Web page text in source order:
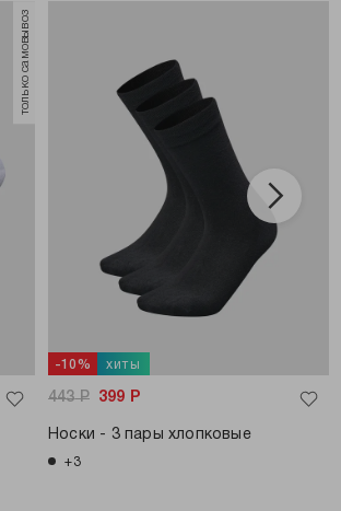
только самовывоз
-10% хиты
443Р 399 Р
Носки - 3 пары хлопковые
+3